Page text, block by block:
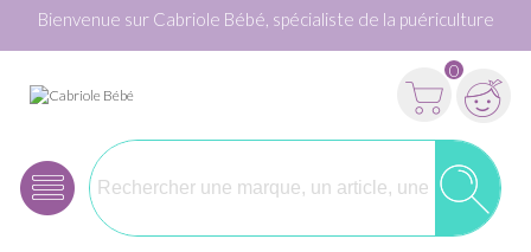
Bienvenue sur Cabriole Bébé, spécialiste de la puériculture
0